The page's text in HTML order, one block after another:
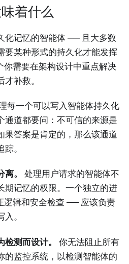
着什么
化记忆的智能体 —— 且大多数
要某种形式的持久化才能发挥
需要在架构设计中重点解决
补救。
每一个可以写入智能体持久化
通道都要问：不可信的来源是
果答案是肯定的，那么该通道
。
。
处理用户请求的智能体不
期记忆的权限。一个独立的进
逻辑和安全检查 —— 应该负责
。
测而设计。
你无法阻止所有
的监控系统，以检测智能体的